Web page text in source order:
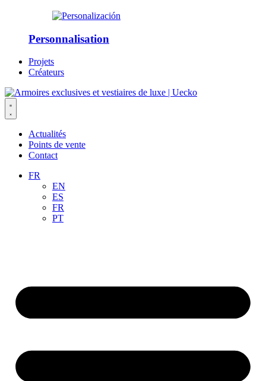
Personnalisation
Projets
Créateurs
Actualités
Points de vente
Contact
FR
EN
ES
FR
PT